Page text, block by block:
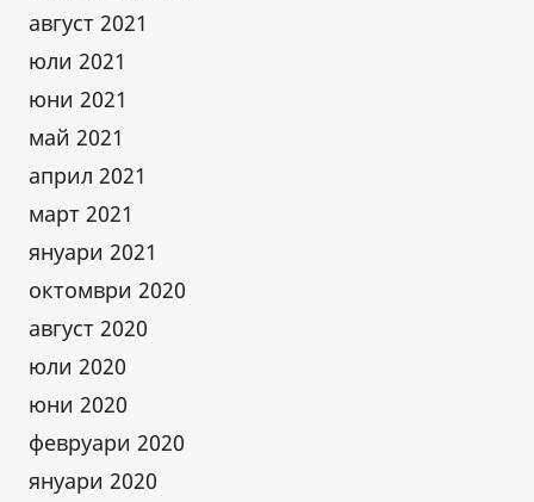
август 2021
юли 2021
юни 2021
май 2021
април 2021
март 2021
януари 2021
октомври 2020
август 2020
юли 2020
юни 2020
февруари 2020
януари 2020